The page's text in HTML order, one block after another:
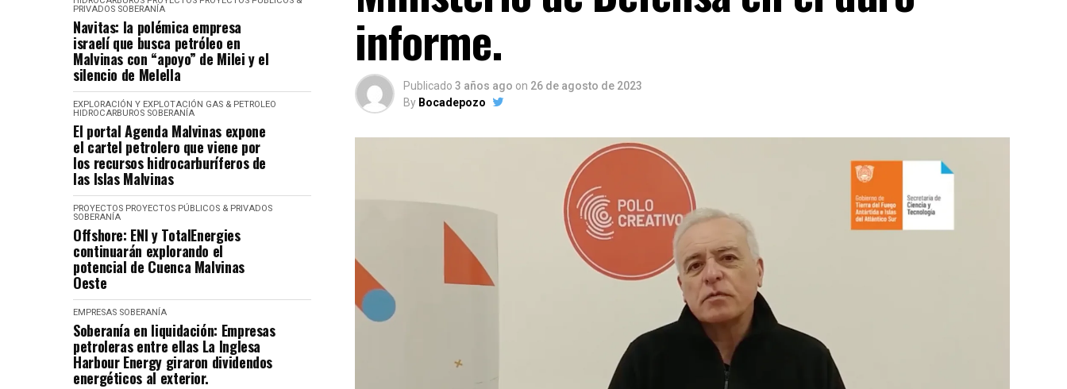
PRIVADOS SOBERANÍA
Navitas: la polémica empresa
israelí que busca petróleo en
Malvinas con “apoyo” de Milei y el
silencio de Melella
EXPLORACIÓN Y EXPLOTACIÓN GAS & PETROLEO
HIDROCARBUROS SOBERANÍA
El portal Agenda Malvinas expone
el cartel petrolero que viene por
los recursos hidrocarburíferos de
las Islas Malvinas
PROYECTOS PROYECTOS PÚBLICOS & PRIVADOS
SOBERANÍA
Offshore: ENI y TotalEnergies
continuarán explorando el
potencial de Cuenca Malvinas
Oeste
EMPRESAS SOBERANÍA
Soberanía en liquidación: Empresas
petroleras entre ellas La Inglesa
Harbour Energy giraron dividendos
energéticos al exterior.
informe.
Publicado 3 años ago on 26 de agosto de 2023
By Bocadepozo